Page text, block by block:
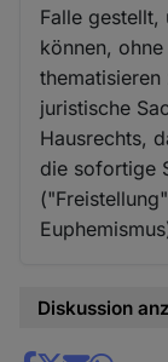
Falle gestellt,
können,
juristische
Hausrechts,
die sofortige
Diskussion